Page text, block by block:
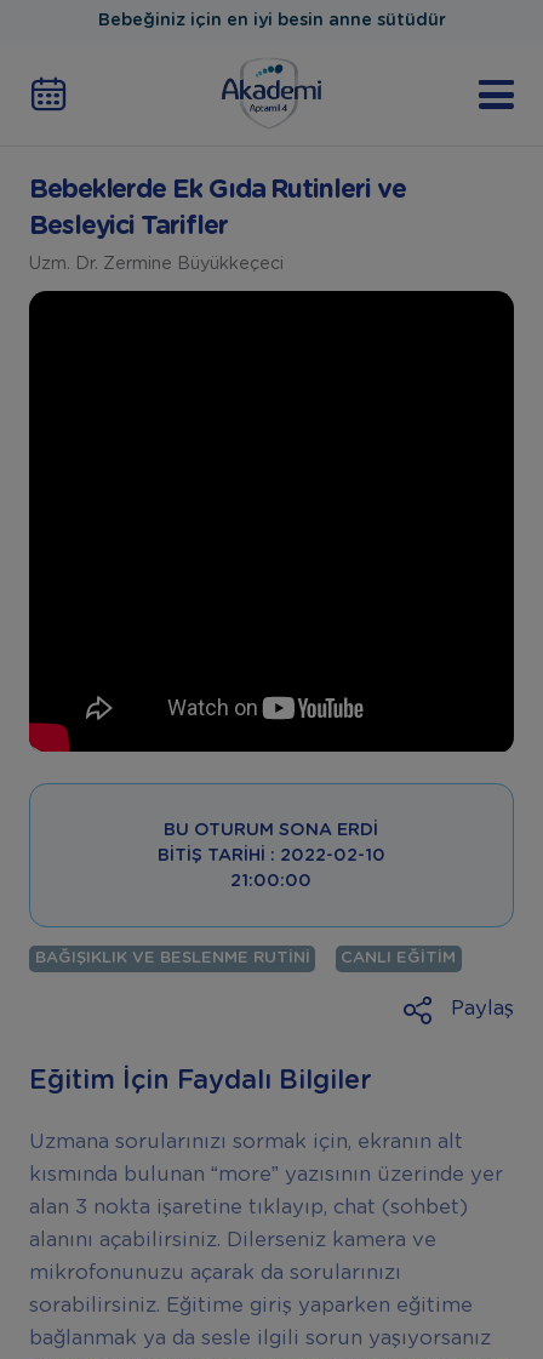
Bebeğiniz için en iyi besin anne sütüdür
Bebeklerde Ek Gıda Rutinleri ve
Besleyici Tarifler
Uzm. Dr. Zermine Büyükkeçeci
BU OTURUM SONA ERDI
BITIŞ TARIHI : 2022-02-10
21:00:00
BAĞIŞIKLIK VE BESLENME RUTINI CANLI EĞITIM
Paylaş
Eğitim İçin Faydalı Bilgiler
Uzmana sorularınızı sormak için, ekranın alt
kısmında bulunan “more” yazısının üzerinde yer
alan 3 nokta işaretine tıklayıp, chat (sohbet)
alanını açabilirsiniz. Dilerseniz kamera ve
mikrofonunuzu açarak da sorularınızı
sorabilirsiniz. Eğitime giriş yaparken eğitime
bağlanmak ya da sesle ilgili sorun yaşıyorsanız